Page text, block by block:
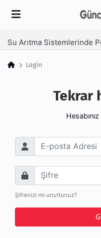
Login
Tekrar
E-posta Adresi
Şifre
Şifrenizi mi unuttunuz?